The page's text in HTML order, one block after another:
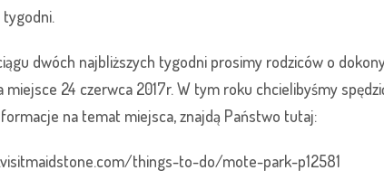
tygodni.
dwóch najbliższych tygodni prosimy rodziców o
miejsce 24 czerwca 2017r. W tym roku chcielibyśmy
na temat miejsca, znajdą Państwo tutaj:
things-to-do/mote-park-p12581